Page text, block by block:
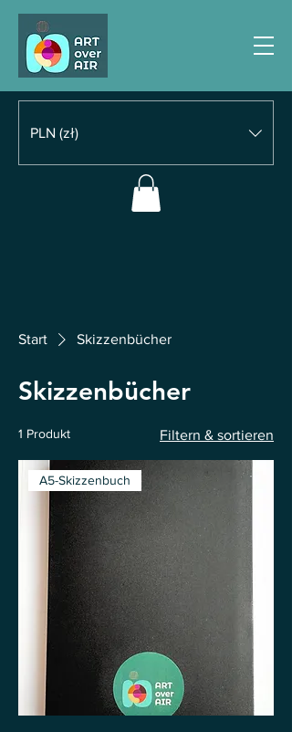
PLN (zł)
Start Skizzenbücher
Skizzenbücher
1 Produkt Filtern & sortieren
A5-Skizzenbuch